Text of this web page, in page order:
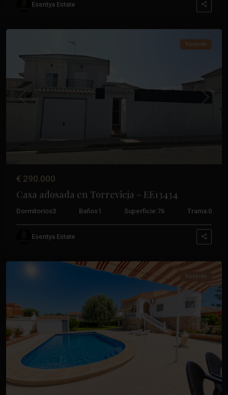
Esentya Estate
Altos ,
Anterior
Reventa
€ 290.000
Casa adosada en Torrevieja – EE13434
Dormitorios3 Baños 1 Superficie:76 Trama:0
Esentya Estate
Anterior
Reventa